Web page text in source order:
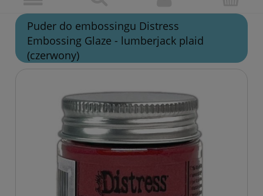
Puder do embossingu Distress
Embossing Glaze - lumberjack plaid
(czerwony)